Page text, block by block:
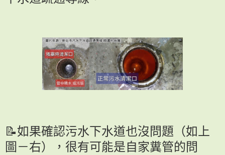
📝如果確認污水下水道也沒問題（如上
圖－右），很有可能是自家糞管的問